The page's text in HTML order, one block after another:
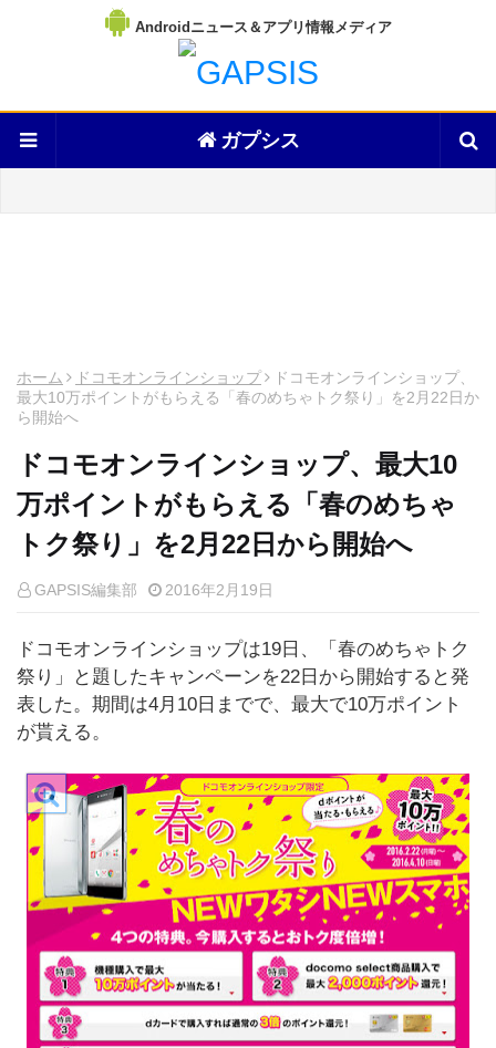
Androidニュース＆アプリ情報メディア
ガプシス
ホーム ドコモオンラインショップ
ドコモオンラインショップ、
最大10万ポイントがもらえる「春のめちゃトク祭り」を2月22日か
ら開始へ
ドコモオンラインショップ、最大10
万ポイントがもらえる「春のめちゃ
トク祭り」を2月22日から開始へ
GAPSIS編集部 2016年2月19日
ドコモオンラインショップは19日、「春のめちゃトク
祭り」と題したキャンペーンを22日から開始すると発
表した。期間は4月10日までで、最大で10万ポイント
が貰える。